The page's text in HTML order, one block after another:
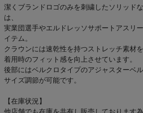
潔くブランドロゴのみを刺繍したソリッド
は、
実業団選手やエルドレッソサポートアスリ
イテム。
クラウンには速乾性を持つストレッチ素材を
着用時のフィット感を向上させています。
後部にはベルクロタイプのアジャスターベ
サイズ調節が可能です。
【在庫状況】